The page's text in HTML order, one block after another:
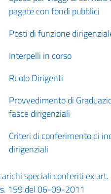
pagate con fondi pubblici
Posti di funzione
Interpelli in corso
Ruolo Dirigenti
Provvedimento di
fasce dirigenziali
Criteri di conferimento di
dirigenziali
speciali conferiti ex
159 del 06-09-2011